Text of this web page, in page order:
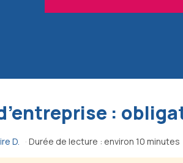
:
D. · Durée de lecture : environ 10 minutes